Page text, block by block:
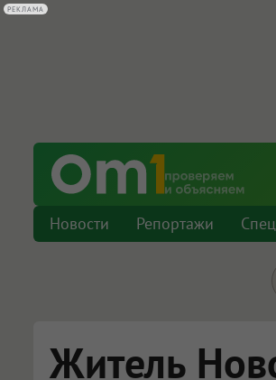
Новости Репортажи
Житель
РЕКЛАМА